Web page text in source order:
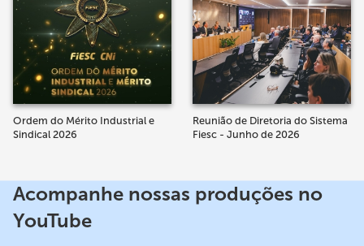
Ordem do Mérito Industrial e
Sindical 2026
Reunião de Diretoria do Sistema
Fiesc - Junho de 2026
Acompanhe nossas produções no
YouTube